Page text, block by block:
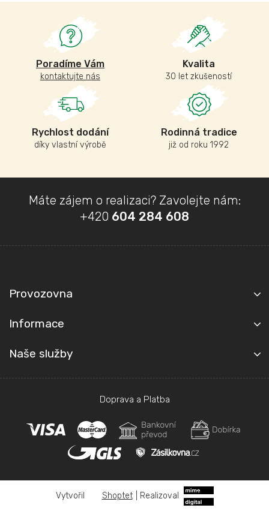
Poradíme Vám
kontaktujte nás
Kvalita
30 let zkušeností
Rychlost dodání
díky vlastní výrobě
Rodinná tradice
již od roku 1992
a
Máte zájem o realizaci? Zavolejte nám:
+420 604 284 608
Provozovna
Informace
Naše služby
Doprava a Platba
Shoptet Realizoval